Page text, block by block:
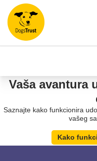
Vaša avantura
Saznajte kako funkcionira
vašeg
Kako